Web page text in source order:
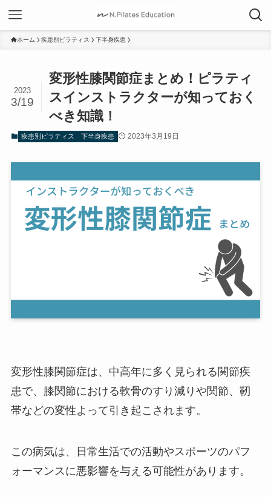
ホーム 疾患別ピラティス 下半身疾患
変形性膝関節症まとめ！ピラティ
スインストラクターが知っておく
べき知識！
2023
3/19
疾患別ピラティス 下半身疾患 2023年3月19日
変形性膝関節症は、中高年に多く見られる関節疾
患で、膝関節における軟骨のすり減りや関節、靭
帯などの変性よって引き起こされます。
この病気は、日常生活での活動やスポーツのパフ
ォーマンスに悪影響を与える可能性があります。